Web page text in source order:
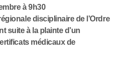
à 9h30
disciplinaire de l’Ordre
suite à la plainte d’un
médicaux de